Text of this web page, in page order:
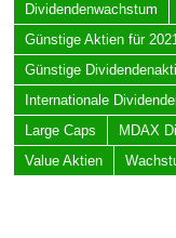
Dividendenwachstum
Günstige Aktien für
Günstige
Internationale
Large Caps
MDAX
Value Aktien